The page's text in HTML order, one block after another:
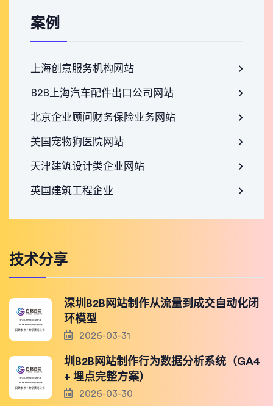
案例
上海创意服务机构网站
B2B上海汽车配件出口公司网站
北京企业顾问财务保险业务网站
美国宠物狗医院网站
天津建筑设计类企业网站
英国建筑工程企业
技术分享
深圳B2B网站制作从流量到成交自动化闭
环模型
2026-03-31
圳B2B网站制作行为数据分析系统（GA4
+ 埋点完整方案）
2026-03-30